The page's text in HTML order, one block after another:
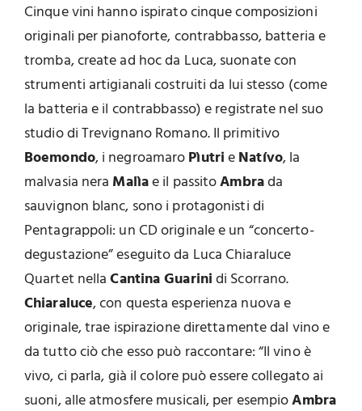
Cinque vini hanno ispirato cinque composizioni
originali per pianoforte, contrabbasso, batteria e
tromba, create ad hoc da Luca, suonate con
strumenti artigianali costruiti da lui stesso (come
la batteria e il contrabbasso) e registrate nel suo
studio di Trevignano Romano. Il primitivo
Boemondo, i negroamaroPìutrieNatívo, la
malvasia nera Malìae il passitoAmbrada
sauvignon blanc, sono i protagonisti di
Pentagrappoli: un CD originale e un “concerto-
degustazione” eseguito da Luca Chiaraluce
Quartet nellaCantina Guarinidi Scorrano.
Chiaraluce, con questa esperienza nuova e
originale, trae ispirazione direttamente dal vino e
da tutto ciò che esso può raccontare: “Il vino è
vivo, ci parla, già il colore può essere collegato ai
suoni, alle atmosfere musicali, per esempioAmbra